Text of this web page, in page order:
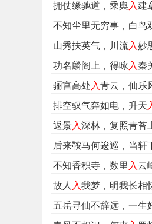
拥仗缘驰道，乘舆入建
不知尘里无穷事，白鸟
山秀扶英气，川流入妙
功名麟阁上，得咏 入 秦
骊宫高处 入青云，仙乐
排空驭气奔如电，升天
返景入深林，复照青苔
后来鞍马何逡巡，当轩
不知香积寺，数里 入云
故人 入我梦，明我长相
五岳寻仙不辞远，一生